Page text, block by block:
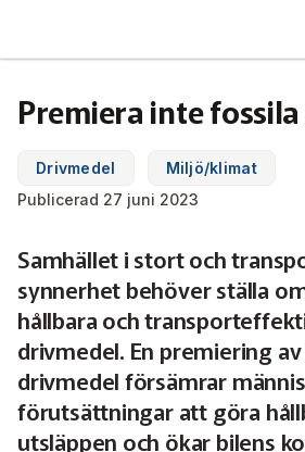
Tillsammans blir vi smartare
Medlemmar
Affärs­nätverket
Biljettkontroll­
Bussdepå­
Chefer
Tjänster och verktyg
Partner­samverkan
Skolskjutsen.se
Studentkonceptet
Associerade medlemmar
Bli associerad medlem
Medlemszon
Fakta & statistik
Det här är kollektivtrafiken
Biljettpriser
Järnväg
Miljö och klimat
Öka din kompetens
Förarcertifieringar
Webbinarier
Våra utbildningar
Aktuellt & debatt
Så här tycker vi
Nyheter
Debattartiklar
Om oss
121 års erfarenhet
Premiera inte
Drivmedel
Miljö/klimat
Publicerad 27 juni 2023
Samhället i stort och
synnerhet behöver ställa
hållbara och
drivmedel. En premiering
drivmedel försämrar
förutsättningar att göra
utsläppen och ökar bilens